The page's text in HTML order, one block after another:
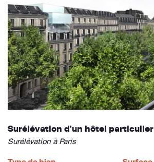
Surélévation d'un hôtel particulier
Surélévation à Paris